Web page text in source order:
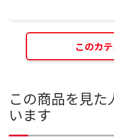
このカ
この商品を見
います